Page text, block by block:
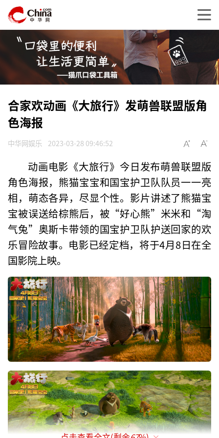
合家欢动画《大旅行》发萌兽联盟版角
色海报
中华网娱乐 2023-03-28 09:46:52
动画电影《大旅行》今日发布萌兽联盟版
角色海报，熊猫宝宝和国宝护卫队队员一一亮
相，萌态各异，尽显个性。影片讲述了熊猫宝
宝被误送给棕熊后，被“好心熊”米米和“淘
气兔”奥斯卡带领的国宝护卫队护送回家的欢
乐冒险故事。电影已经定档，将于4月8日在全
国影院上映。